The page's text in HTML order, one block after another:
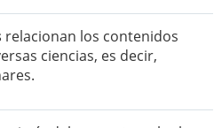
relacionan los contenidos
ciencias, es decir,